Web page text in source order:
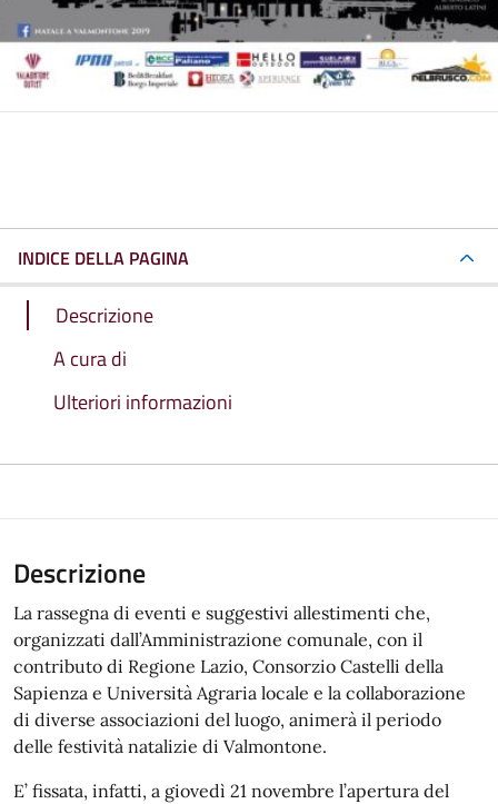
INDICE DELLA PAGINA
Descrizione
A cura di
Ulteriori informazioni
Descrizione
La rassegna di eventi e suggestivi allestimenti che,
organizzati dall’Amministrazione comunale, con il
contributo di Regione Lazio, Consorzio Castelli della
Sapienza e Università Agraria locale e la collaborazione
di diverse associazioni del luogo, animerà il periodo
delle festività natalizie di Valmontone.
E’ fissata, infatti, a giovedì 21 novembre l’apertura del